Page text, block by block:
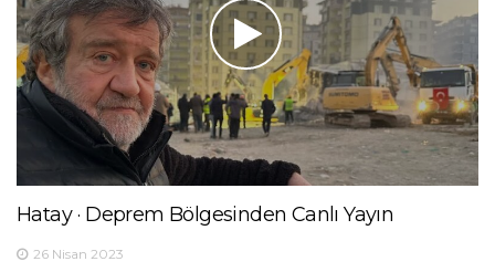
Hatay · Deprem Bölgesinden Canlı Yayın
26 Nisan 2023